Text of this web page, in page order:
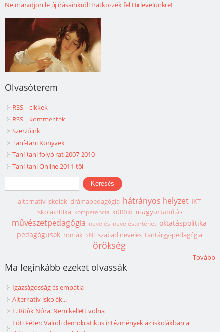
Ne maradjon le új írásainkról! Iratkozzék fel Hírlevelünkre!
Olvasóterem
RSS – cikkek
RSS – kommentek
Szerzőink
Taní-tani Könyvek
Taní-tani folyóirat 2007-2010
Taní-tani Online 2011-től
Keresés űrlap
Keresés
alternatív iskolák drámapedagógia hátrányos helyzet IKT
iskolakritika kompetencia külföld magyartanítás
művészetpedagógia nevelés neveléstörténet oktatáspolitika
pedagógusok romák SNI szabad nevelés tantárgy-pedagógia
örökség
Tovább
Ma leginkább ezeket olvassák
Igazságosság és empátia
Alternatív iskolák...
L. Ritók Nóra: Nem kellett volna
Fóti Péter: Valódi demokratikus intézmények az iskolákban a